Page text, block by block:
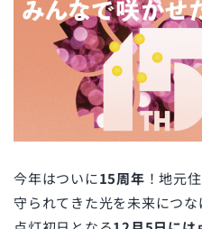
今年はついに15周年 ！地元
守られてきた光を未来につな